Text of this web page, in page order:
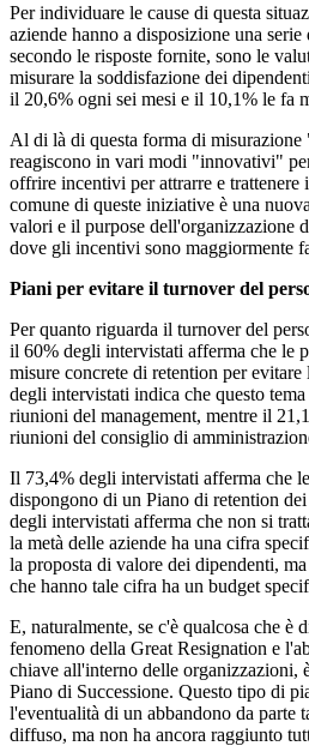
Per individuare le cause di questa
aziende hanno a disposizione una
secondo le risposte fornite, sono le
misurare la soddisfazione dei
il 20,6% ogni sei mesi e il 10,1% le fa
Al di là di questa forma di
reagiscono in vari modi "innovativi"
offrire incentivi per attrarre e trattenere
comune di queste iniziative è una
valori e il purpose dell'organizzazione
dove gli incentivi sono maggiormente
Piani per evitare il turnover del
Per quanto riguarda il turnover del
il 60% degli intervistati afferma che le
misure concrete di retention per
degli intervistati indica che questo
riunioni del management, mentre il
riunioni del consiglio di
Il 73,4% degli intervistati afferma che
dispongono di un Piano di retention
degli intervistati afferma che non si
la metà delle aziende ha una cifra
la proposta di valore dei dipendenti,
che hanno tale cifra ha un budget
E, naturalmente, se c'è qualcosa che è
fenomeno della Great Resignation e
chiave all'interno delle organizzazioni,
Piano di Successione. Questo tipo di
l'eventualità di un abbandono da parte
diffuso, ma non ha ancora raggiunto